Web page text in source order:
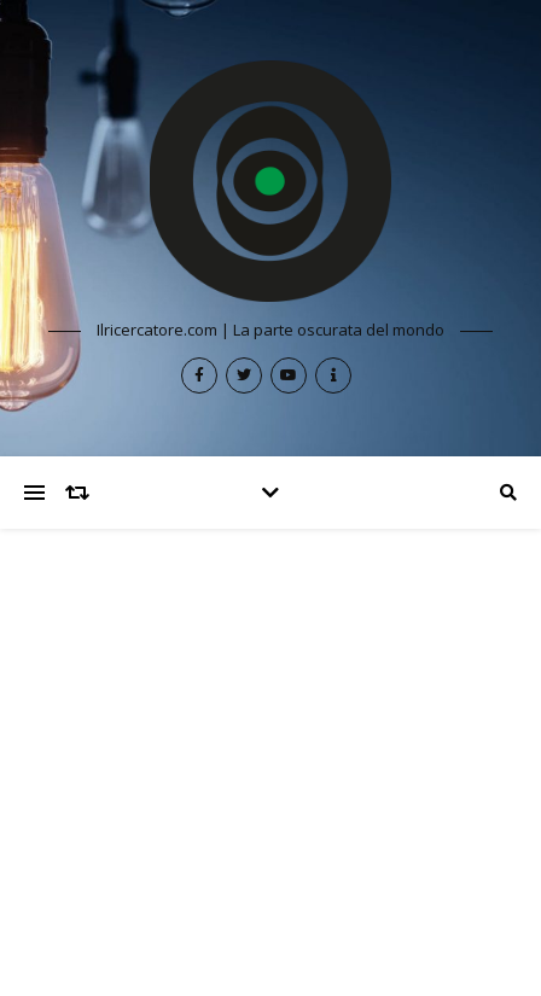
Ilricercatore.com | La parte oscurata del mondo